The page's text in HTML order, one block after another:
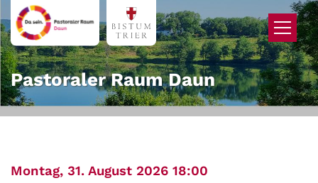
Zum Inhalt springen
Pastoraler Raum Daun
Montag, 31. August 2026 18:00